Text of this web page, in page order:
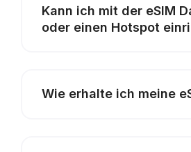
Kann ich mit der eSIM
oder einen Hotspot
Wie erhalte ich meine